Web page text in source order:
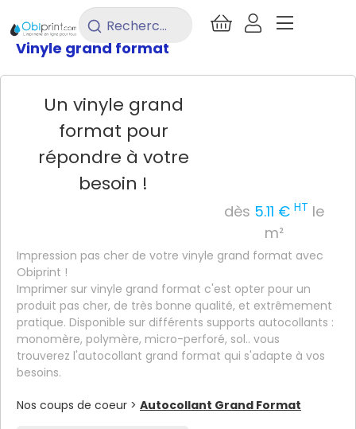
Rechercher
un
/ Adhésif / Adhésif Grand Format
Vinyle grand format
Un vinyle grand
format pour
répondre à votre
besoin !
dès 5.11 € HT le
m²
Impression pas cher de votre vinyle grand format avec
Obiprint !
Imprimer sur vinyle grand format c'est opter pour un
produit pas cher, de très bonne qualité, et extrêmement
pratique. Disponible sur différents supports autocollants :
monomère, polymère, micro-perforé, sol.. vous
trouverez l'autocollant grand format qui s'adapte à vos
besoins.
Nos coups de coeur > Autocollant Grand Format